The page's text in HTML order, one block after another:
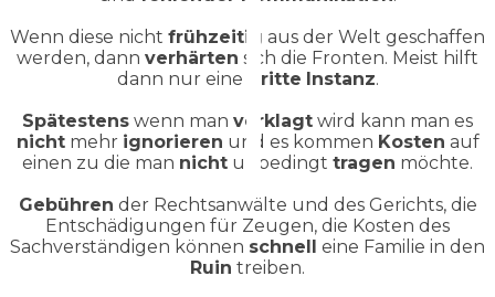
Wenn diese nicht frühzeitig aus der Welt geschaffen
werden, dann verhärten sich die Fronten. Meist hilft
dann nur eine
dritte Instanz.
Spätestens wenn man verklagt wird kann man es
nichtmehr ignorieren und es kommen Kosten auf
einen zu die man nicht unbedingt tragen möchte.
Gebühren der Rechtsanwälte und des Gerichts, die
Entschädigungen für Zeugen, die Kosten des
Sachverständigen können schnell eine Familie in den
Ruin treiben.